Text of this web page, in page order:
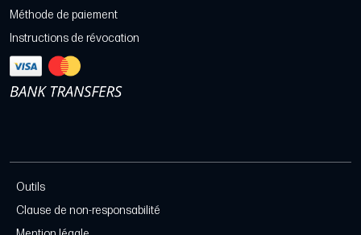
Méthode de paiement
Instructions de révocation
Outils
Clause de non-responsabilité